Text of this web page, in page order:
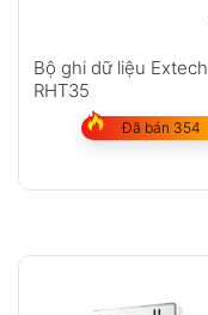
Bộ ghi dữ liệu Extech
RHT35
Đã bán 354